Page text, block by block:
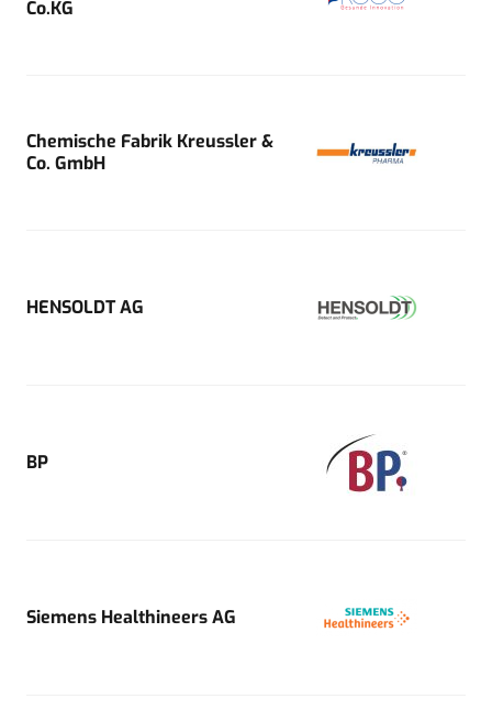
Co.KG
Chemische Fabrik Kreussler &
Co. GmbH
HENSOLDT AG
BP
Siemens Healthineers AG